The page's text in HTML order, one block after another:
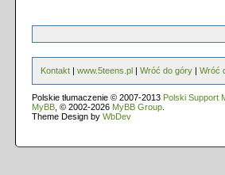
Kontakt | www.5teens.pl | Wróć do góry | Wróć
Polskie tłumaczenie © 2007-2013 Polski Support
MyBB , © 2002-2026 MyBB Group
Theme Design by WbDev